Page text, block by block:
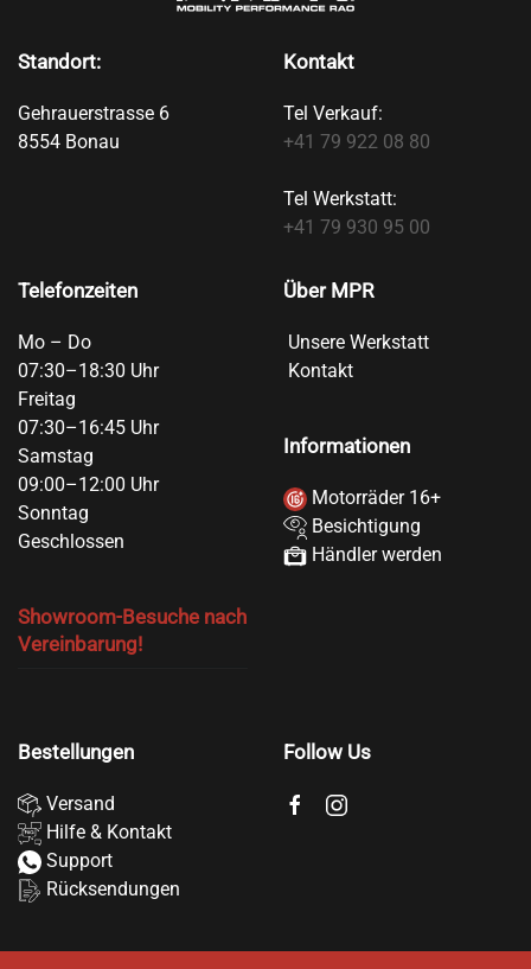
Standort:
Gehrauerstrasse 6
8554 Bonau
Kontakt
Tel Verkauf:
+41 79 922 08 80
Tel Werkstatt:
+41 79 930 95 00
Telefonzeiten
Mo – Do
07:30–18:30 Uhr
Freitag
07:30–16:45 Uhr
Samstag
09:00–12:00 Uhr
Sonntag
Geschlossen
Showroom-Besuche nach
Vereinbarung!
Über MPR
Unsere Werkstatt
Kontakt
Informationen
Motorräder 16+
Besichtigung
Händler werden
Bestellungen
Versand
Hilfe & Kontakt
Support
Rücksendungen
Follow Us